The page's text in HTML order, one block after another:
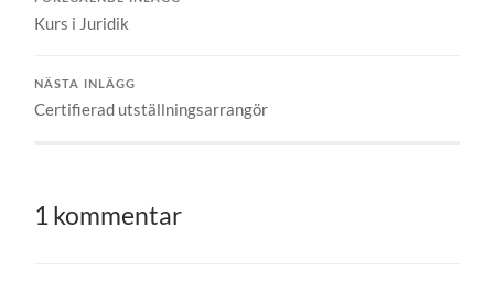
Kurs i Juridik
NÄSTA INLÄGG
Certifierad utställningsarrangör
1 kommentar